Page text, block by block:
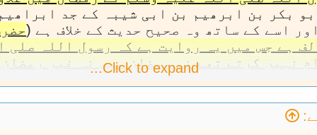
بکر بن ابرھیم بن ابی شیبہ کے جد
اسے کے ساتھ وہ صحیح حدیث کے خلاف ہے (
ہے جس میں یہ روایت ہے کہ رسول اللہ صلی
نہیں کرتے تھے نہ رمضان میں نہ غیر رمضان
Click to expand...